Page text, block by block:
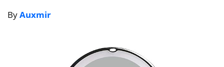
ByAuxmir